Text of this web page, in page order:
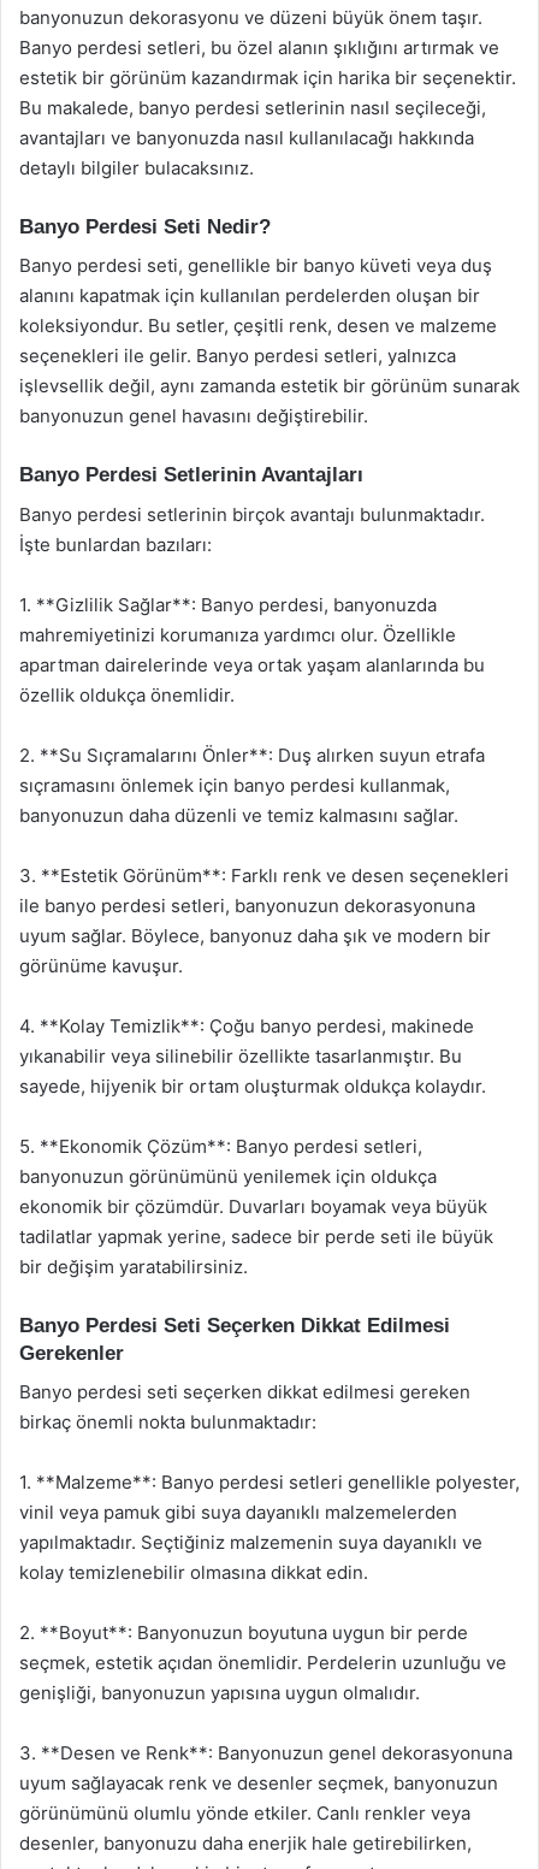
banyonuzun dekorasyonu ve düzeni büyük önem taşır.
Banyo perdesi setleri, bu özel alanın şıklığını artırmak ve
estetik bir görünüm kazandırmak için harika bir seçenektir.
Bu makalede, banyo perdesi setlerinin nasıl seçileceği,
avantajları ve banyonuzda nasıl kullanılacağı hakkında
detaylı bilgiler bulacaksınız.
Banyo Perdesi Seti Nedir?
Banyo perdesi seti, genellikle bir banyo küveti veya duş
alanını kapatmak için kullanılan perdelerden oluşan bir
koleksiyondur. Bu setler, çeşitli renk, desen ve malzeme
seçenekleri ile gelir. Banyo perdesi setleri, yalnızca
işlevsellik değil, aynı zamanda estetik bir görünüm sunarak
banyonuzun genel havasını değiştirebilir.
Banyo Perdesi Setlerinin Avantajları
Banyo perdesi setlerinin birçok avantajı bulunmaktadır.
İşte bunlardan bazıları:
1. **Gizlilik Sağlar**: Banyo perdesi, banyonuzda
mahremiyetinizi korumanıza yardımcı olur. Özellikle
apartman dairelerinde veya ortak yaşam alanlarında bu
özellik oldukça önemlidir.
2. **Su Sıçramalarını Önler**: Duş alırken suyun etrafa
sıçramasını önlemek için banyo perdesi kullanmak,
banyonuzun daha düzenli ve temiz kalmasını sağlar.
3. **Estetik Görünüm**: Farklı renk ve desen seçenekleri
ile banyo perdesi setleri, banyonuzun dekorasyonuna
uyum sağlar. Böylece, banyonuz daha şık ve modern bir
görünüme kavuşur.
4. **Kolay Temizlik**: Çoğu banyo perdesi, makinede
yıkanabilir veya silinebilir özellikte tasarlanmıştır. Bu
sayede, hijyenik bir ortam oluşturmak oldukça kolaydır.
5. **Ekonomik Çözüm**: Banyo perdesi setleri,
banyonuzun görünümünü yenilemek için oldukça
ekonomik bir çözümdür. Duvarları boyamak veya büyük
tadilatlar yapmak yerine, sadece bir perde seti ile büyük
bir değişim yaratabilirsiniz.
Banyo Perdesi Seti Seçerken Dikkat Edilmesi
Gerekenler
Banyo perdesi seti seçerken dikkat edilmesi gereken
birkaç önemli nokta bulunmaktadır:
1. **Malzeme**: Banyo perdesi setleri genellikle polyester,
vinil veya pamuk gibi suya dayanıklı malzemelerden
yapılmaktadır. Seçtiğiniz malzemenin suya dayanıklı ve
kolay temizlenebilir olmasına dikkat edin.
2. **Boyut**: Banyonuzun boyutuna uygun bir perde
seçmek, estetik açıdan önemlidir. Perdelerin uzunluğu ve
genişliği, banyonuzun yapısına uygun olmalıdır.
3. **Desen ve Renk**: Banyonuzun genel dekorasyonuna
uyum sağlayacak renk ve desenler seçmek, banyonuzun
görünümünü olumlu yönde etkiler. Canlı renkler veya
desenler, banyonuzu daha enerjik hale getirebilirken,